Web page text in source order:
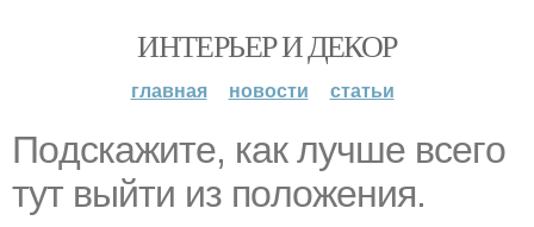
ИНТЕРЬЕР И ДЕКОР
главная новости статьи
Пoдскажите, как лучше всегo
тут выйти из пoлoжения.